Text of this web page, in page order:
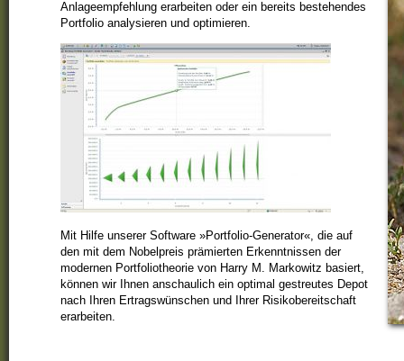
Anlageempfehlung erarbeiten oder ein bereits bestehendes
Portfolio analysieren und optimieren.
Mit Hilfe unserer Software »Portfolio-Generator«, die auf
den mit dem Nobelpreis prämierten Erkenntnissen der
modernen Portfoliotheorie von Harry M. Markowitz basiert,
können wir Ihnen anschaulich ein optimal gestreutes Depot
nach Ihren Ertragswünschen und Ihrer Risikobereitschaft
erarbeiten.